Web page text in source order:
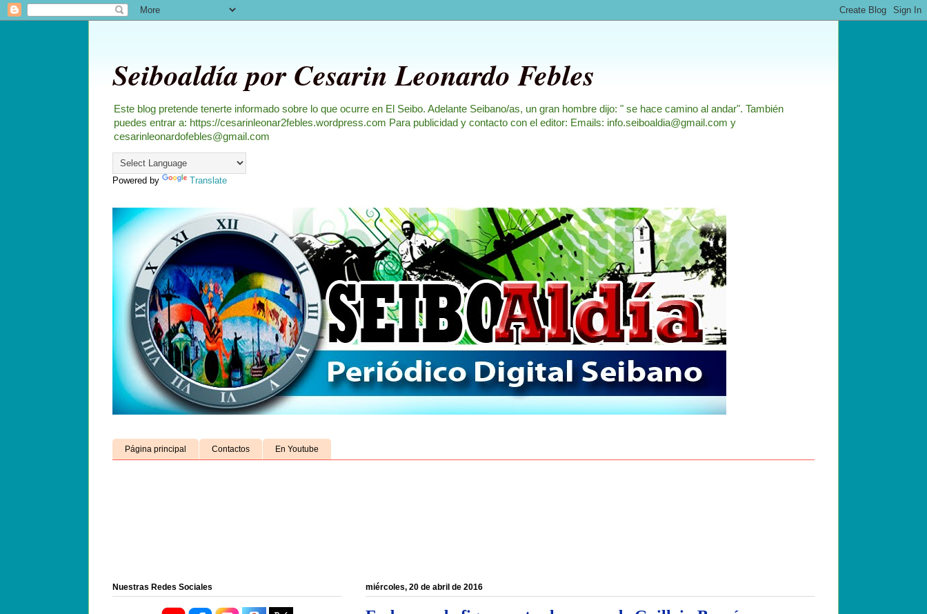
Seiboaldía por Cesarin Leonardo Febles
Este blog pretende tenerte informado sobre lo que ocurre en El Seibo. Adelante Seibano/as, un gran hombre dijo: " se hace camino al andar". También
puedes entrar a: https://cesarinleonar2febles.wordpress.com Para publicidad y contacto con el editor: Emails: info.seiboaldia@gmail.com y
cesarinleonardofebles@gmail.com
Powered by Translate
Página principal Contactos En Youtube
miércoles, 20 de abril de 2016
Nuestras Redes Sociales